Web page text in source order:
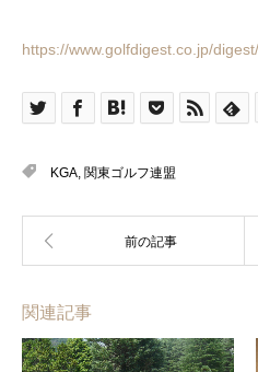
https://www.golfdigest.co.jp/
KGA, 関東ゴルフ連盟
関連記事